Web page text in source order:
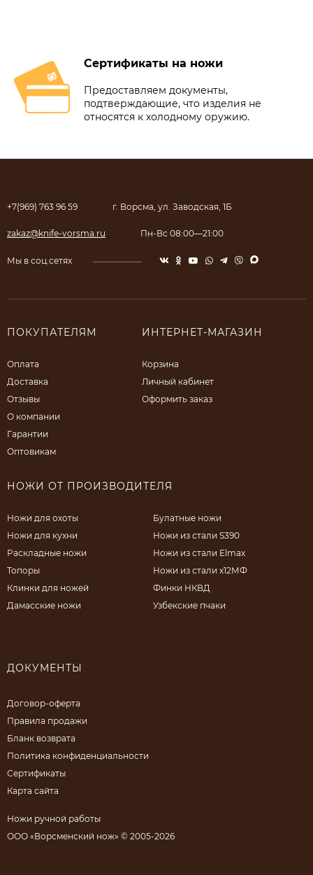
Сертификаты на ножи
Предоставляем документы,
подтверждающие, что изделия не
относятся к холодному оружию.
+7(969) 763 96 59 г. Ворсма, ул. Заводская, 1Б
zakaz@knife-vorsma.ru Пн-Вс 08:00—21:00
Мы в соц.сетях
ПОКУПАТЕЛЯМ
Оплата
Доставка
Отзывы
О компании
Гарантии
Оптовикам
ИНТЕРНЕТ-МАГАЗИН
Корзина
Личный кабинет
Оформить заказ
НОЖИ ОТ ПРОИЗВОДИТЕЛЯ
Ножи для охоты
Ножи для кухни
Раскладные ножи
Топоры
Клинки для ножей
Дамасские ножи
Булатные ножи
Ножи из стали S390
Ножи из стали Elmax
Ножи из стали х12МФ
Финки НКВД
Узбекские пчаки
ДОКУМЕНТЫ
Договор-оферта
Правила продажи
Бланк возврата
Политика конфиденциальности
Сертификаты
Карта сайта
Ножи ручной работы
ООО «Ворсменский нож» © 2005-2026